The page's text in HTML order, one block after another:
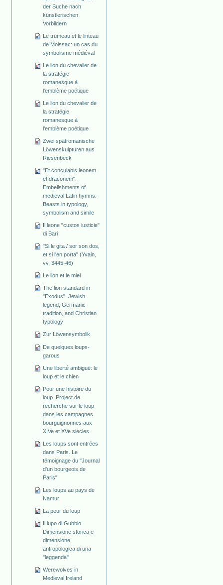
der Suche nach
künstlerischen
Vorbildern
Le trumeau et le linteau
de Moissac: un cas du
symbolisme médiéval
Le lion du chevalier de
la stratégie
romanesque à
l'emblème poétique
Le lion du chevalier de
la stratégie
romanesque à
l'emblème poétique
Zwei spätromanische
Löwenskulpturen aus
Riesenbeck
"Et conculabis leonem
et draconem".
Embelishments of
medieval Latin hymns:
Beasts in typology,
symbolism and simile
Il leone "custos iusticie"
di Bari
"Si le gita / sor son dos,
et si l'en porta" (Yvain,
vv. 3445-46)
Le lion et le miel
The lion standard in
"Exodus": Jewish
legend, Germanic
tradition, and Christian
typology
Zur Löwensymbolik
De quelques loups-
garous
Une liberté ambiguë: le
loup et le chien
Pour une histoire du
loup. Project de
recherche sur le loup
dans les campagnes
bourguignonnes aux
XIVe et XVe siècles
Les loups sont entrées
dans Paris. Le
témoignage du "Journal
d'un bourgeois de
Paris"
Les loups au pays de
Namur
La peur du loup
Il lupo di Gubbio.
Dimensione storica e
dimensione
antropologica di una
"leggenda"
Werewolves in
Medieval Ireland